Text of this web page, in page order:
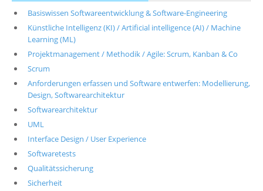
Basiswissen Softwareentwicklung & Software-Engineering
Künstliche Intelligenz (KI) / Artificial intelligence (AI) / Machine
Learning (ML)
Projektmanagement / Methodik / Agile: Scrum, Kanban & Co
Scrum
Anforderungen erfassen und Software entwerfen: Modellierung,
Design, Softwarearchitektur
Softwarearchitektur
UML
Interface Design / User Experience
Softwaretests
Qualitätssicherung
Sicherheit